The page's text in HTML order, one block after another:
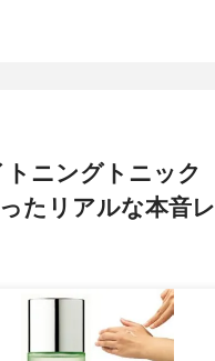
ニングトニック
たリアルな本音レ